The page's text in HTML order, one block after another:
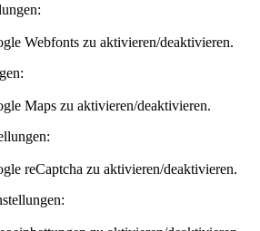
Webfonts zu aktivieren/deaktivieren.
Maps zu aktivieren/deaktivieren.
reCaptcha zu aktivieren/deaktivieren.